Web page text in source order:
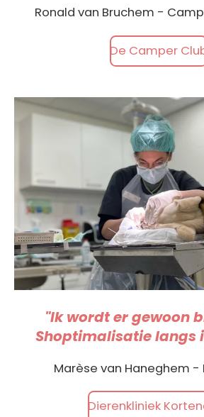
Ronald van Bruchem -
De Camper
"Ik wordt er gewoon
Shoptimalisatie langs
Marèse van Haneghem -
Dierenkliniek